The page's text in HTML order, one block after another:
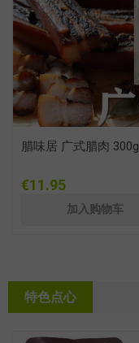
腊味居 广式腊肉 300g
€11.95
特色点心